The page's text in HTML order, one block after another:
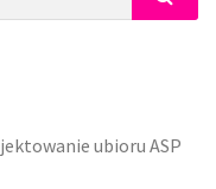
ubioru ASP